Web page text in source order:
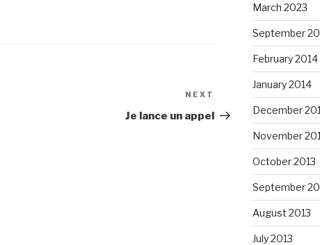
Post
NEXT
Je lance un appel
March 2023
September
February 2014
January 2014
December
November
October 2013
September
August 2013
July 2013